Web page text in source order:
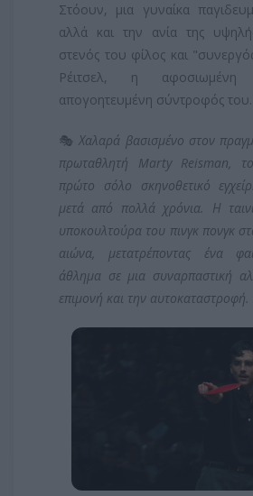
Στόουν, μια γυναίκα
αλλά και την ανία της
στενός του φίλος και
Ρέιτσελ, η
απογοητευμένη σύντροφός του.
🎭Χαλαρά βασισμένο στον
πρωταθλητή Marty Reisman,
πρώτο σόλο σκηνοθετικό
μετά από πολλά χρόνια. Η
υποκουλτούρα του πινγκ πονγκ
αιώνα, μετατρέποντας ένα
άθλημα σε μια συναρπαστική
επιμονή και την αυτοκαταστροφή.